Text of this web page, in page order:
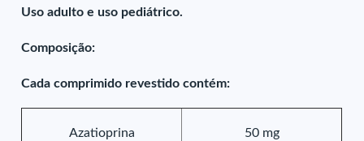
Uso adulto e uso pediátrico.
Composição:
Cada comprimido revestido contém:
Azatioprina 50 mg